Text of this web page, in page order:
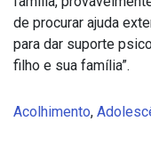
de procurar ajuda
para dar suporte
filho e sua família”.
Acolhimento,